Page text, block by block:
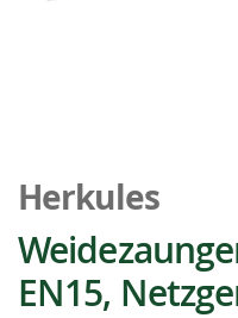
Anfang
der
Bildgalerie
springen
Herkules
EN15,